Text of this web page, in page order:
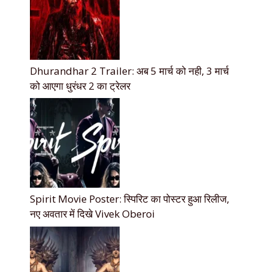
Dhurandhar 2 Trailer: अब 5 मार्च को नही, 3 मार्च
को आएगा धुरंधर 2 का ट्रेलर
Spirit Movie Poster: स्पिरिट का पोस्टर हुआ रिलीज,
नए अवतार में दिखे Vivek Oberoi